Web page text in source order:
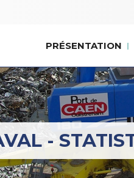
PRÉSENTATION
-